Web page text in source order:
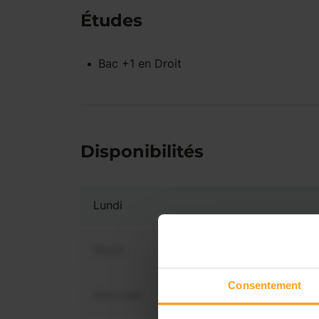
Consentement
Études
Bac +1 en Droit
Disponibilités
Lundi
Vous